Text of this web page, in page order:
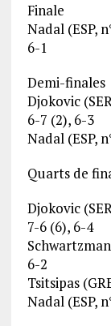
Finale
Nadal (ESP,
6-1
Demi-finales
Djokovic
6-7 (2), 6-3
Nadal (ESP,
Quarts de
Djokovic
7-6 (6), 6-4
6-2
Tsitsipas
Nadal (ESP,